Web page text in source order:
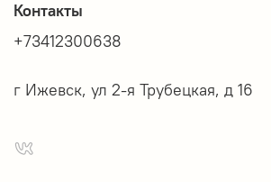
Контакты
+73412300638
г Ижевск, ул 2-я Трубецкая, д 16